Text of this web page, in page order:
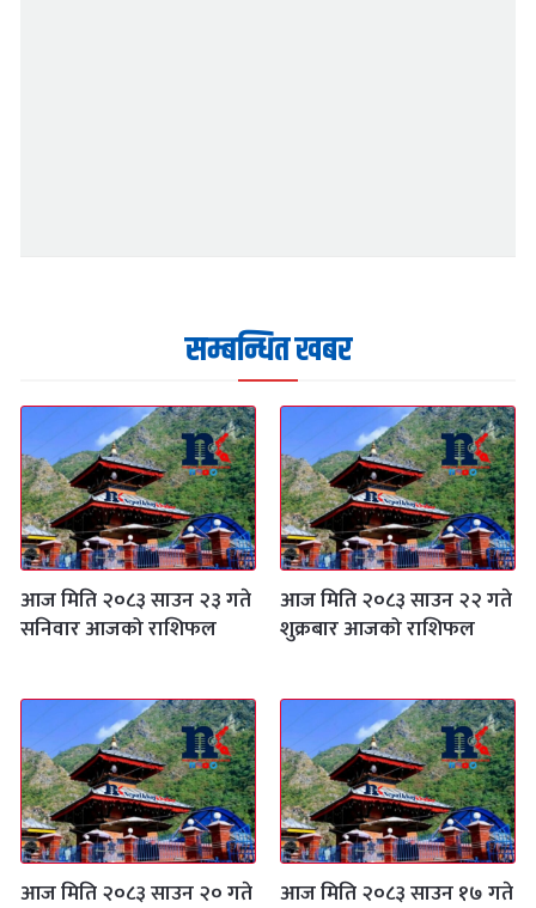
सम्बन्धित खबर
आज मिति २०८३ साउन २३ गते
सनिवार आजको राशिफल
आज मिति २०८३ साउन २२ गते
शुक्रबार आजको राशिफल
आज मिति २०८३ साउन २० गते
आज मिति २०८३ साउन १७ गते